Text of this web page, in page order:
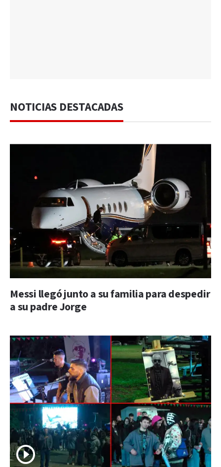
NOTICIAS DESTACADAS
Messi llegó junto a su familia para despedir
a su padre Jorge